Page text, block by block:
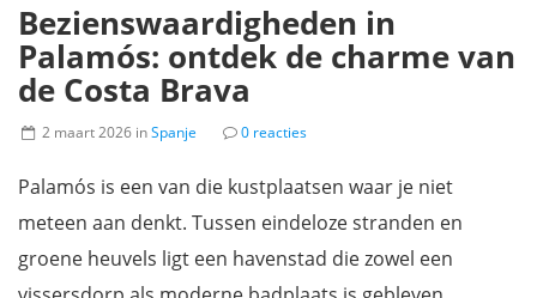
Bezienswaardigheden in
Palamós: ontdek de charme van
de Costa Brava
2 maart 2026 inSpanje 0 reacties
Palamós is een van die kustplaatsen waar je niet
meteen aan denkt. Tussen eindeloze stranden en
groene heuvels ligt een havenstad die zowel een